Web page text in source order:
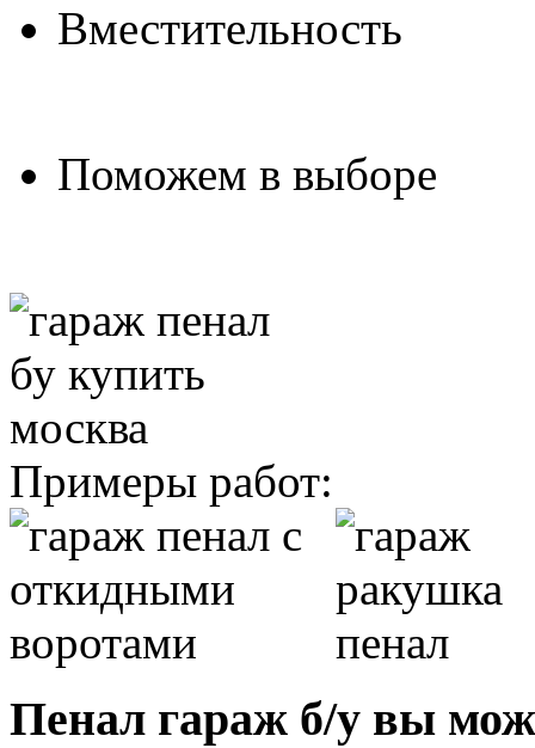
Вместительность
Поможем в выборе
Примеры работ:
Пенал гараж б/у вы